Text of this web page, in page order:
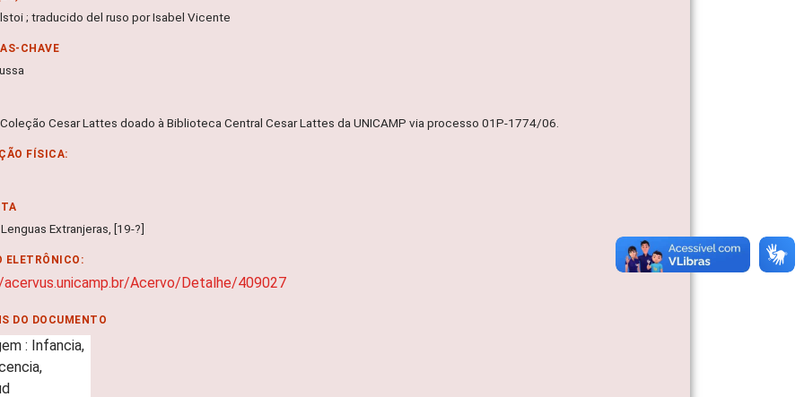
; traducido del ruso por Isabel Vicente
CHAVE
Cesar Lattes doado à Biblioteca Central Cesar Lattes da UNICAMP via processo 01P-1774/06.
FÍSICA:
Extranjeras, [19-?]
ELETRÔNICO:
Acervo/Detalhe/409027
DO DOCUMENTO